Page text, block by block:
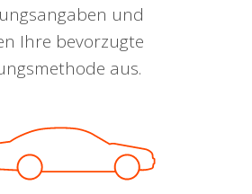
und
Ihre bevorzugte
aus.